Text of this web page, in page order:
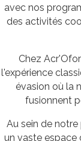
avec nos
des activités
Chez
l'expérience
évasion où la
fusionnent
Au sein de
un vaste espace